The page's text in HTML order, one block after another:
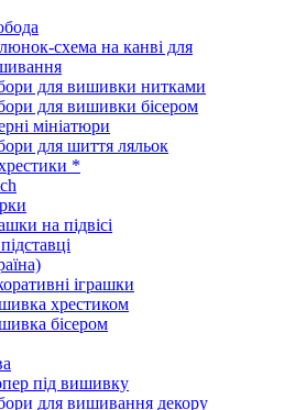
схема на канві для
для вишивки нитками
для вишивки бісером
мініатюри
для шиття ляльок
*
на підвісі
іграшки
хрестиком
бісером
під вишивку
для вишивання декору